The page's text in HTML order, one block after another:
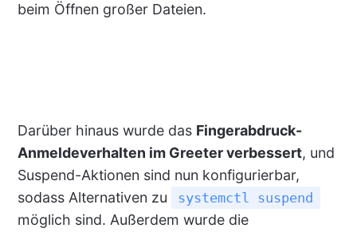
beim Öffnen großer Dateien.
Darüber hinaus wurde das Fingerabdruck-
Anmeldeverhalten im Greeter verbessert, und
Suspend-Aktionen sind nun konfigurierbar,
sodass Alternativen zu
systemctl suspend
möglich sind. Außerdem wurde die